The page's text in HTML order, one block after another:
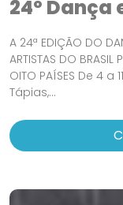
24º Dança
A 24ª EDIÇÃO DO
ARTISTAS DO BRASIL
OITO PAÍSES De 4
Tápias,...